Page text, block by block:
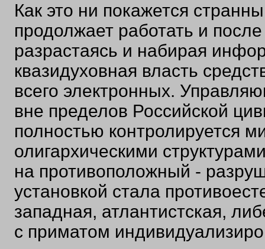
Как это ни покажется
продолжает работать и
разрастаясь и набирая
квазидуховная власть
всего электронных.
вне пределов Российской
полностью контролируется
олигархическими
на противоположный -
установкой стала
западная, атлантистская,
с приматом